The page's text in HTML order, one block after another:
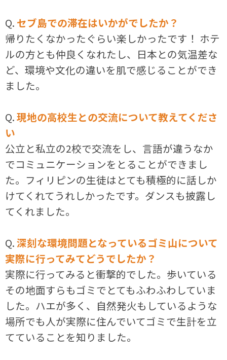
Q. セブ島での滞在はいかがでしたか？
帰りたくなかったぐらい楽しかったです！ ホテ
ルの方とも仲良くなれたし、日本との気温差な
ど、環境や文化の違いを肌で感じることができ
ました。
Q.現地の高校生との交流について教えてくださ
い
公立と私立の2校で交流をし、言語が違うなか
でコミュニケーションをとることができまし
た。フィリピンの生徒はとても積極的に話しか
けてくれてうれしかったです。ダンスも披露し
てくれました。
Q.深刻な環境問題となっているゴミ山について
実際に行ってみてどうでしたか？
実際に行ってみると衝撃的でした。歩いている
その地面すらもゴミでとてもふわふわしていま
した。ハエが多く、自然発火もしているような
場所でも人が実際に住んでいてゴミで生計を立
てていることを知りました。